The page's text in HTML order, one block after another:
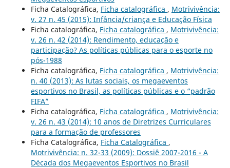
Ficha Catalográfica, Ficha catalográfica , Motrivivência:
v. 27 n. 45 (2015): Infância/criança e Educação Física
Ficha catalográfica, Ficha catalográfica , Motrivivência:
v. 26 n. 42 (2014): Rendimento, educação e
participação? As políticas públicas para o esporte no
pós-1988
Ficha catalográfica, Ficha catalográfica , Motrivivência:
n. 40 (2013): As lutas sociais, os megaeventos
esportivos no Brasil, as políticas públicas e o “padrão
FIFA”
Ficha catalográfica, Ficha catalográfica , Motrivivência:
v. 26 n. 43 (2014): 10 anos de Diretrizes Curriculares
para a formação de professores
Ficha Catalográfica, Ficha Catalográfica ,
Motrivivência: n. 32-33 (2009): Dossiê 2007-2016 - A
Década dos Megaeventos Esportivos no Brasil